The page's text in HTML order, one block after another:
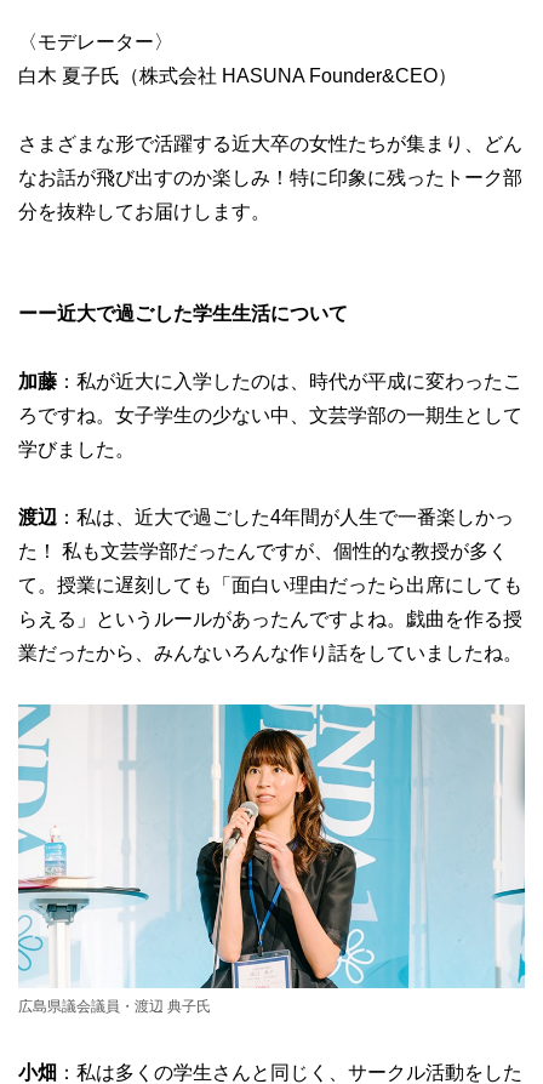
〈モデレーター〉
白木 夏子氏（株式会社 HASUNA Founder&CEO）
さまざまな形で活躍する近大卒の女性たちが集まり、どん
なお話が飛び出すのか楽しみ！特に印象に残ったトーク部
分を抜粋してお届けします。
ーー近大で過ごした学生生活について
加藤 ：私が近大に入学したのは、時代が平成に変わったこ
ろですね。女子学生の少ない中、文芸学部の一期生として
学びました。
渡辺 ：私は、近大で過ごした4年間が人生で一番楽しかっ
た！ 私も文芸学部だったんですが、個性的な教授が多く
て。授業に遅刻しても「面白い理由だったら出席にしても
らえる」というルールがあったんですよね。戯曲を作る授
業だったから、みんないろんな作り話をしていましたね。
広島県議会議員・渡辺 典子氏
小畑 ：私は多くの学生さんと同じく、サークル活動をした